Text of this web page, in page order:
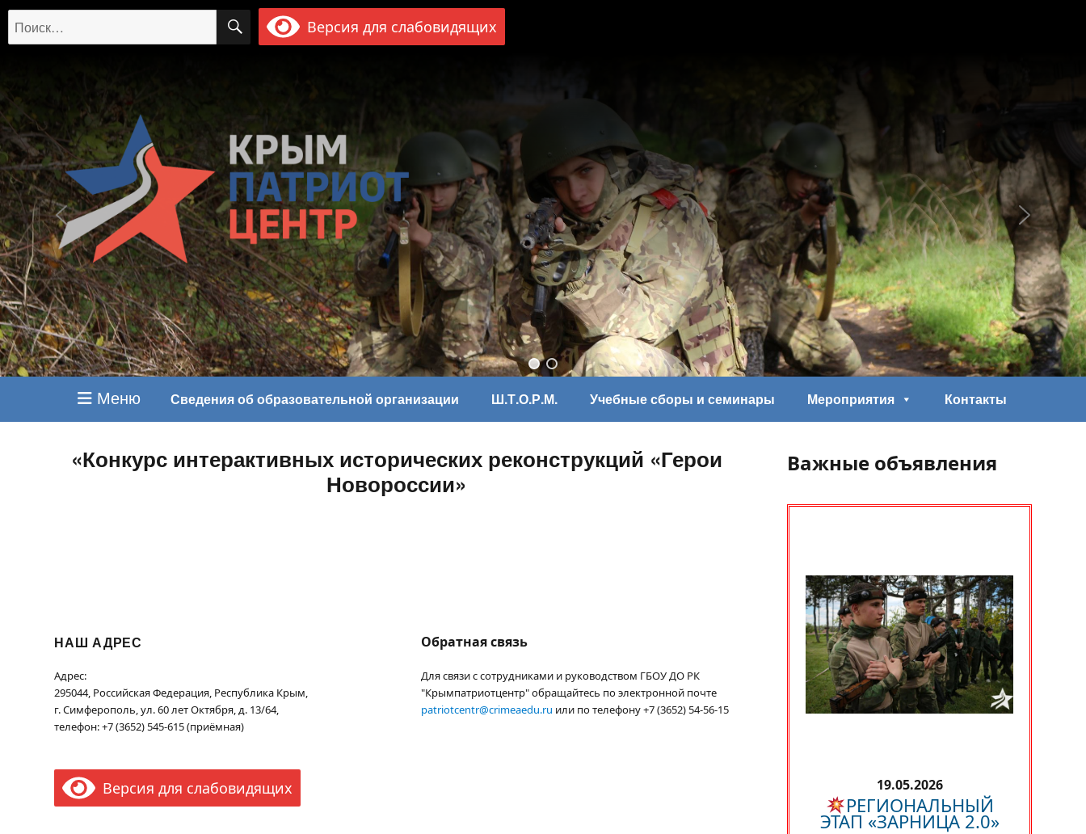
Искать: ПОИСК
Версия для слабовидящих
Меню Сведения об образовательной организации Ш.Т.О.Р.М. Учебные сборы и семинары Мероприятия Контакты
«Конкурс интерактивных исторических реконструкций «Герои
Новороссии»
НАШ АДРЕС
Адрес:
295044, Российская Федерация, Республика Крым,
г. Симферополь, ул. 60 лет Октября, д. 13/64,
телефон: +7 (3652) 545-615 (приёмная)
Версия для слабовидящих
Обратная связь
Для связи с сотрудниками и руководством ГБОУ ДО РК
"Крымпатриотцентр" обращайтесь по электронной почте
patriotcentr@crimeaedu.ru или по телефону +7 (3652) 54-56-15
Важные объявления
19.05.2026
РЕГИОНАЛЬНЫЙ
ЭТАП «ЗАРНИЦА 2.0»